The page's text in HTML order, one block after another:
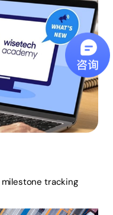
tracking